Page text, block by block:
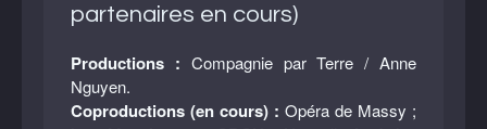
partenaires en cours)
Productions : Compagnie par Terre / Anne
Nguyen.
Coproductions (en cours) : Opéra de Massy ;